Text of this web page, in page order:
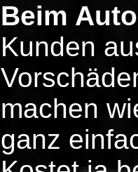
Beim
Kunden
machen
ganz